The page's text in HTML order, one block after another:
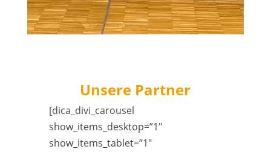
Unsere Partner
[dica_divi_carousel
show_items_desktop=”1″
show_items_tablet=”1″